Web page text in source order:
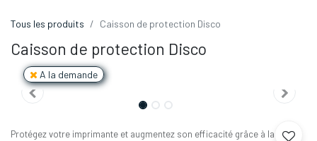
Tous les produits Caisson de protection Disco
Caisson de protection Disco
A la demande
Protégez votre imprimante et augmentez son efficacité grâce à la